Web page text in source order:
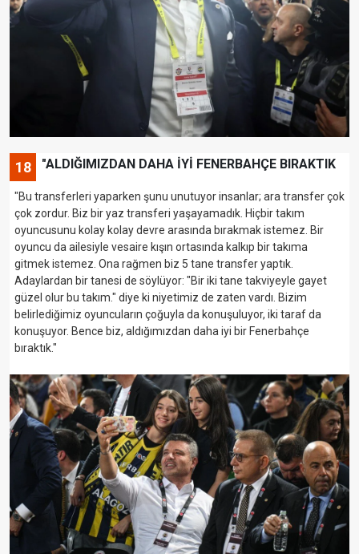
18 "ALDIĞIMIZDAN DAHA İYİ FENERBAHÇE BIRAKTIK
"Bu transferleri yaparken şunu unutuyor insanlar; ara transfer çok
çok zordur. Biz bir yaz transferi yaşayamadık. Hiçbir takım
oyuncusunu kolay kolay devre arasında bırakmak istemez. Bir
oyuncu da ailesiyle vesaire kışın ortasında kalkıp bir takıma
gitmek istemez. Ona rağmen biz 5 tane transfer yaptık.
Adaylardan bir tanesi de söylüyor: "Bir iki tane takviyeyle gayet
güzel olur bu takım." diye ki niyetimiz de zaten vardı. Bizim
belirlediğimiz oyuncuların çoğuyla da konuşuluyor, iki taraf da
konuşuyor. Bence biz, aldığımızdan daha iyi bir Fenerbahçe
bıraktık."